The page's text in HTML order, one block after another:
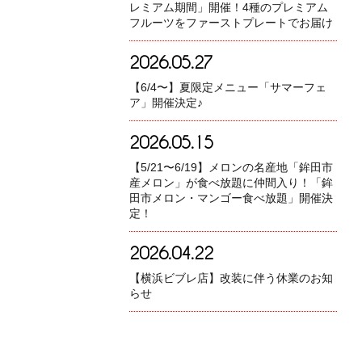
レミアム期間」開催！4種のプレミアム
フルーツをファーストプレートでお届け
2026.05.27
【6/4〜】夏限定メニュー「サマーフェ
ア」開催決定♪
2026.05.15
【5/21〜6/19】メロンの名産地「鉾田市
産メロン」が食べ放題に仲間入り！「鉾
田市メロン・マンゴー食べ放題」開催決
定！
2026.04.22
【横浜ビブレ店】改装に伴う休業のお知
らせ